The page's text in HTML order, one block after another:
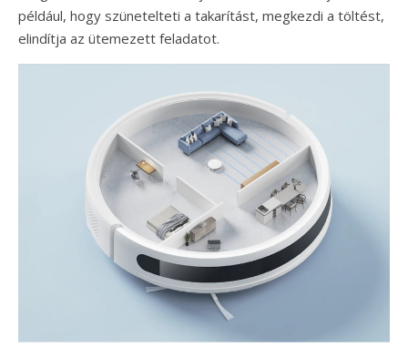
például, hogy szünetelteti a takarítást, megkezdi a töltést,
elindítja az ütemezett feladatot.